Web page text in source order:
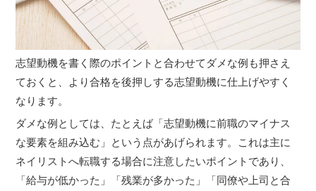
志望動機を書く際のポイントと合わせてダメな例も押さえ
ておくと、より合格を後押しする志望動機に仕上げやすく
なります。
ダメな例としては、たとえば「志望動機に前職のマイナス
な要素を組み込む」という点があげられます。これは主に
ネイリストへ転職する場合に注意したいポイントであり、
「給与が低かった」「残業が多かった」「同僚や上司と合